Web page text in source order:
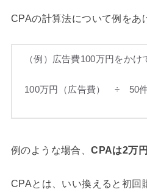
CPAの計算法について例をあ
（例）広告費100万円をか
100万円（広告費） ÷ 50
例のような場合、CPAは2万円
CPAとは、いい換えると初回